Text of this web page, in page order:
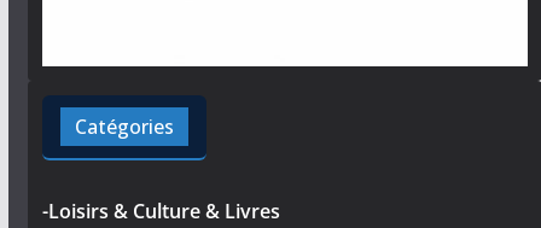
Catégories
-Loisirs & Culture & Livres